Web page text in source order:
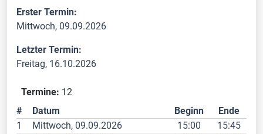
Erster Termin:
Mittwoch, 09.09.2026
Letzter Termin:
Freitag, 16.10.2026
Termine: 12
#
Datum Beginn
Ende
1
Mittwoch, 09.09.2026 15:00
15:45